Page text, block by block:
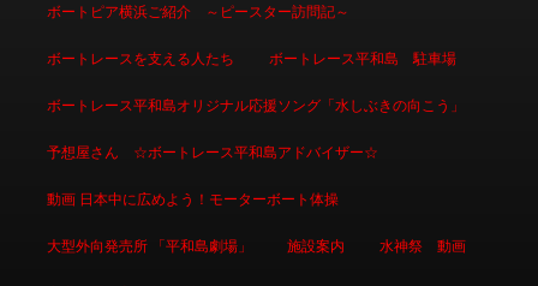
ボートピア横浜ご紹介 ～ピースター訪問記～
ボートレースを支える人たち ボートレース平和島 駐車場
ボートレース平和島オリジナル応援ソング「水しぶきの向こう」
予想屋さん ☆ボートレース平和島アドバイザー☆
動画 日本中に広めよう！モーターボート体操
大型外向発売所 「平和島劇場」 施設案内 水神祭 動画